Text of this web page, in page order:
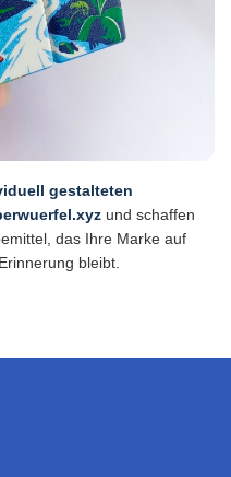
gestalteten
und schaffen
das Ihre Marke auf
bleibt.